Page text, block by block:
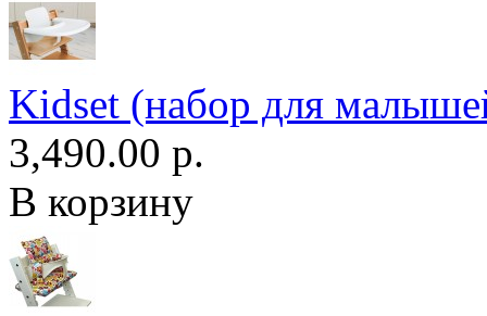
Kidset (набор для
3,490.00 р.
В корзину